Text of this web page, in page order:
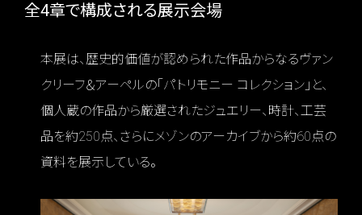
全4章で構成される展示会場
本展は、歴史的価値が認められた作品からなるヴァン
クリーフ＆アーペルの「パトリモニー コレクション」と、
個人蔵の作品から厳選されたジュエリー、時計、工芸
品を約250点、さらにメゾンのアーカイブから約60点の
資料を展示している。